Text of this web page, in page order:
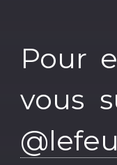
Pour
vous